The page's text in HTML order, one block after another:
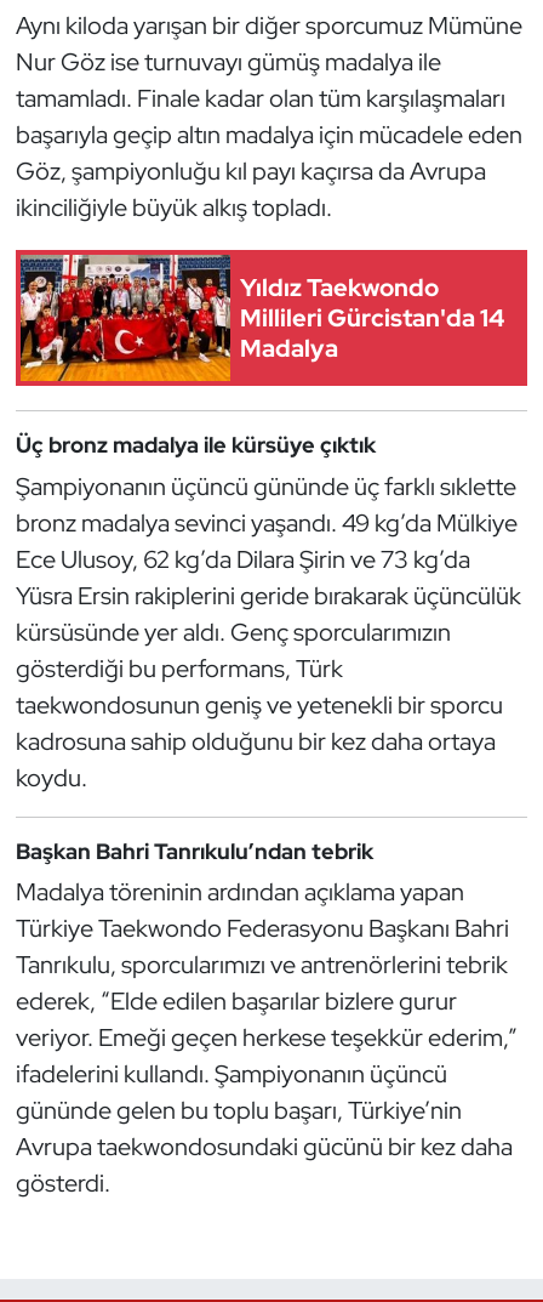
Aynı kiloda yarışan bir diğer sporcumuz Mümüne
Nur Göz ise turnuvayı gümüş madalya ile
tamamladı. Finale kadar olan tüm karşılaşmaları
başarıyla geçip altın madalya için mücadele eden
Göz, şampiyonluğu kıl payı kaçırsa da Avrupa
ikinciliğiyle büyük alkış topladı.
Yıldız Taekwondo
Millileri Gürcistan'da 14
Madalya
Üç bronz madalya ile kürsüye çıktık
Şampiyonanın üçüncü gününde üç farklı sıklette
bronz madalya sevinci yaşandı. 49 kg’da Mülkiye
Ece Ulusoy, 62 kg’da Dilara Şirin ve 73 kg’da
Yüsra Ersin rakiplerini geride bırakarak üçüncülük
kürsüsünde yer aldı. Genç sporcularımızın
gösterdiği bu performans, Türk
taekwondosunun geniş ve yetenekli bir sporcu
kadrosuna sahip olduğunu bir kez daha ortaya
koydu.
Başkan Bahri Tanrıkulu’ndan tebrik
Madalya töreninin ardından açıklama yapan
Türkiye Taekwondo Federasyonu Başkanı Bahri
Tanrıkulu, sporcularımızı ve antrenörlerini tebrik
ederek, “Elde edilen başarılar bizlere gurur
veriyor. Emeği geçen herkese teşekkür ederim,”
ifadelerini kullandı. Şampiyonanın üçüncü
gününde gelen bu toplu başarı, Türkiye’nin
Avrupa taekwondosundaki gücünü bir kez daha
gösterdi.
Kano ve Rafting
Karate
Kayak
Kick Boks
Kürek
Modern Pentatlon
Motor Sporları
Muay Thai
Okçuluk
Optimist
Oryantiring
Özel Sporcular
Paralimpik
Ragbi
Satranç
Su Topu
Sualtı Sporları